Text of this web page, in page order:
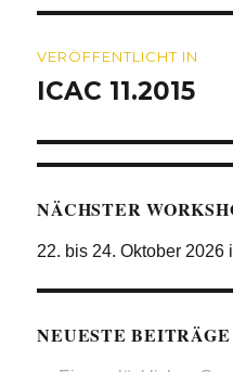
VERÖFFENTLICHT IN
ICAC 11.2015
NÄCHSTER
22. bis 24. Oktober 2026
NEUESTE BEITRÄGE